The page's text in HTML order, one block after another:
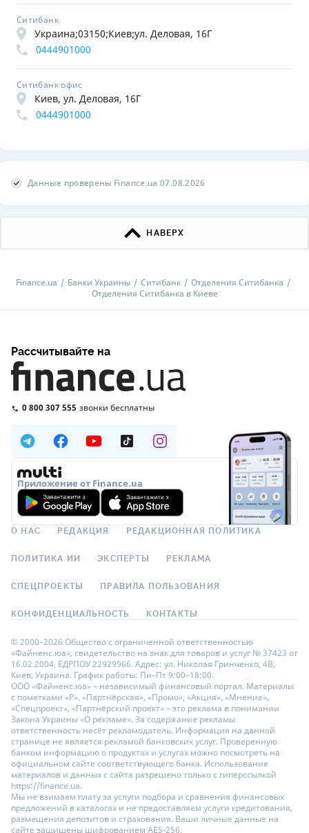
Ситибанк
Украина;03150;Киев;ул. Деловая, 16Г
0444901000
Ситибанк офис
Киев, ул. Деловая, 16Г
0444901000
Данные проверены Finance.ua 07.08.2026
НАВЕРХ
Finance.ua Банки Украины Ситибанк
Отделения Ситибанка
Отделения Ситибанка в Киеве
Рассчитывайте на
0 800 307 555 звонки бесплатны
Приложение от Finance.ua
О НАС РЕДАКЦИЯ РЕДАКЦИОННАЯ ПОЛИТИКА
ПОЛИТИКА ИИ ЭКСПЕРТЫ РЕКЛАМА
СПЕЦПРОЕКТЫ ПРАВИЛА ПОЛЬЗОВАНИЯ
КОНФИДЕНЦИАЛЬНОСТЬ КОНТАКТЫ
© 2000–2026 Общество с ограниченной ответственностью
«Файненс.юа», свидетельство на знак для товаров и услуг № 37423 от
16.02.2004, ЕДРПОУ 22929966. Адрес: ул. Николая Гринченко, 4В,
Киев, Украина. График работы: Пн–Пт 9:00–18:00.
ООО «Файненс.юа» – независимый финансовый портал. Материалы
с пометками «Р», «Партнёрская», «Промо», «Акция», «Мнение»,
«Спецпроект», «Партнёрский проект» – это реклама в понимании
Закона Украины «О рекламе». За содержание рекламы
ответственность несёт рекламодатель. Информация на данной
странице не является рекламой банковских услуг. Проверенную
банком информацию о продуктах и услугах можно посмотреть на
официальном сайте соответствующего банка. Использование
материалов и данных с сайта разрешено только с гиперссылкой
https://finance.ua.
Мы не взимаем плату за услуги подбора и сравнения финансовых
предложений в каталогах и не предоставляем услуги кредитования,
размещения депозитов и страхования. Ваши личные данные на
сайте защищены шифрованием AES-256.